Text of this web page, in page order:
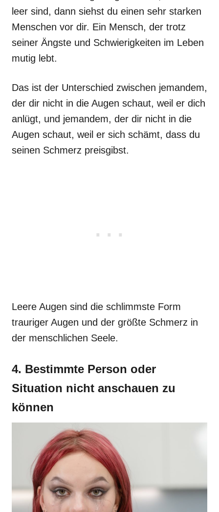
leer sind, dann siehst du einen sehr starken
Menschen vor dir. Ein Mensch, der trotz
seiner Ängste und Schwierigkeiten im Leben
mutig lebt.
Das ist der Unterschied zwischen jemandem,
der dir nicht in die Augen schaut, weil er dich
anlügt, und jemandem, der dir nicht in die
Augen schaut, weil er sich schämt, dass du
seinen Schmerz preisgibst.
Leere Augen sind die schlimmste Form
trauriger Augen und der größte Schmerz in
der menschlichen Seele.
4. Bestimmte Person oder
Situation nicht anschauen zu
können